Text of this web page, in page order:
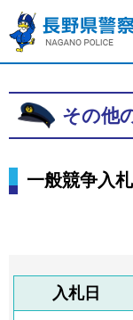
長野県警察
その他
一般競争入
入札日